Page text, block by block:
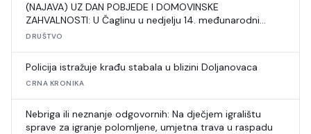
(NAJAVA) UZ DAN POBJEDE I DOMOVINSKE
ZAHVALNOSTI: U Čaglinu u nedjelju 14. međunarodni
šahovski turnir
DRUŠTVO
Policija istražuje krađu stabala u blizini Doljanovaca
CRNA KRONIKA
Nebriga ili neznanje odgovornih: Na dječjem igralištu
sprave za igranje polomljene, umjetna trava u raspadu